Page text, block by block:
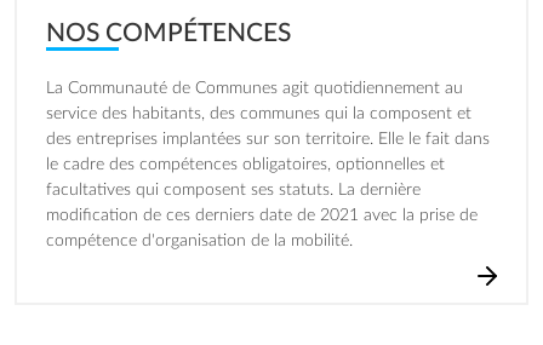
NOS COMPÉTENCES
La Communauté de Communes agit quotidiennement au
service des habitants, des communes qui la composent et
des entreprises implantées sur son territoire. Elle le fait dans
le cadre des compétences obligatoires, optionnelles et
facultatives qui composent ses statuts. La dernière
modification de ces derniers date de 2021 avec la prise de
compétence d'organisation de la mobilité.